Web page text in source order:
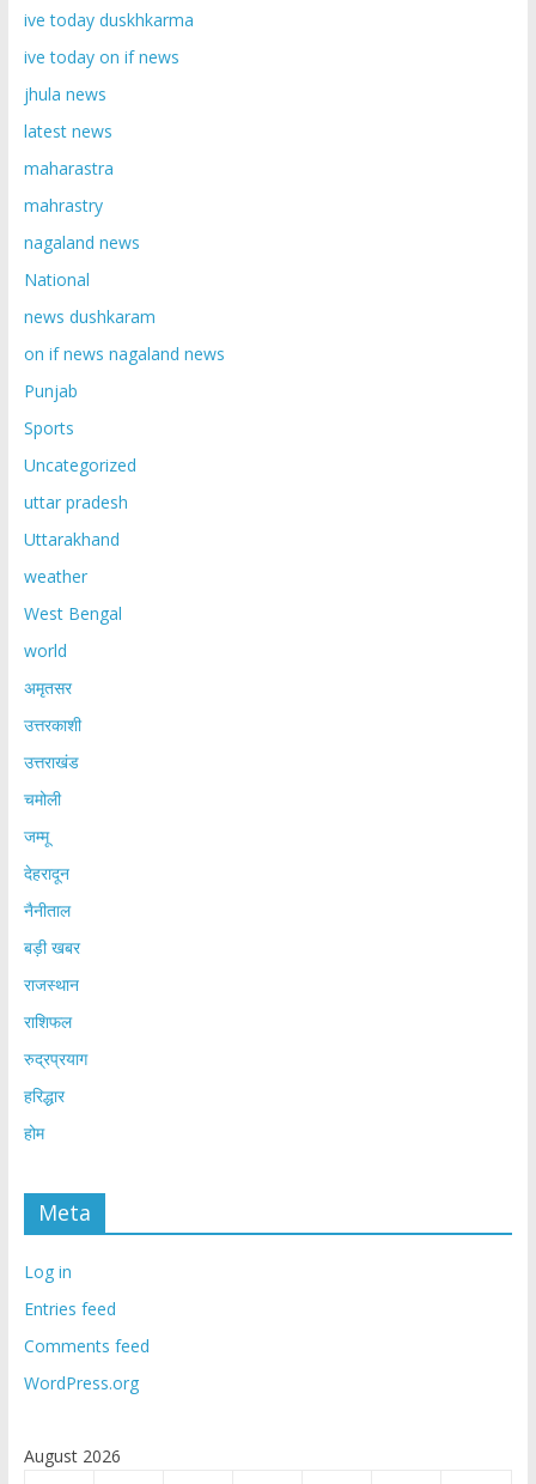
ive today duskhkarma
ive today on if news
jhula news
latest news
maharastra
mahrastry
nagaland news
National
news dushkaram
on if news nagaland news
Punjab
Sports
Uncategorized
uttar pradesh
Uttarakhand
weather
West Bengal
world
अमृतसर
उत्तरकाशी
उत्तराखंड
चमोली
जम्मू
देहरादून
नैनीताल
बड़ी खबर
राजस्थान
राशिफल
रुद्रप्रयाग
हरिद्धार
होम
Meta
Log in
Entries feed
Comments feed
WordPress.org
August 2026